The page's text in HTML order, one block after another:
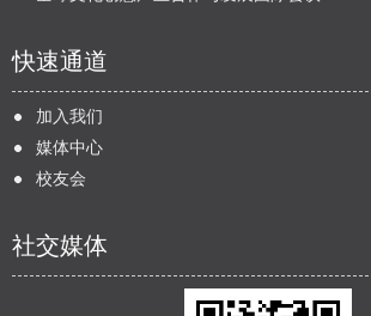
快速通道
加入我们
媒体中心
校友会
社交媒体